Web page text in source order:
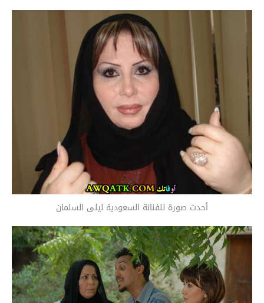
أحدث صورة للفنانة السعودية ليلى السلمان